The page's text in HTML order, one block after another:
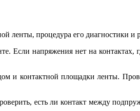
ленты, процедура его диагностики и
Если напряжения нет на контактах,
и контактной площадки ленты.
есть ли контакт между